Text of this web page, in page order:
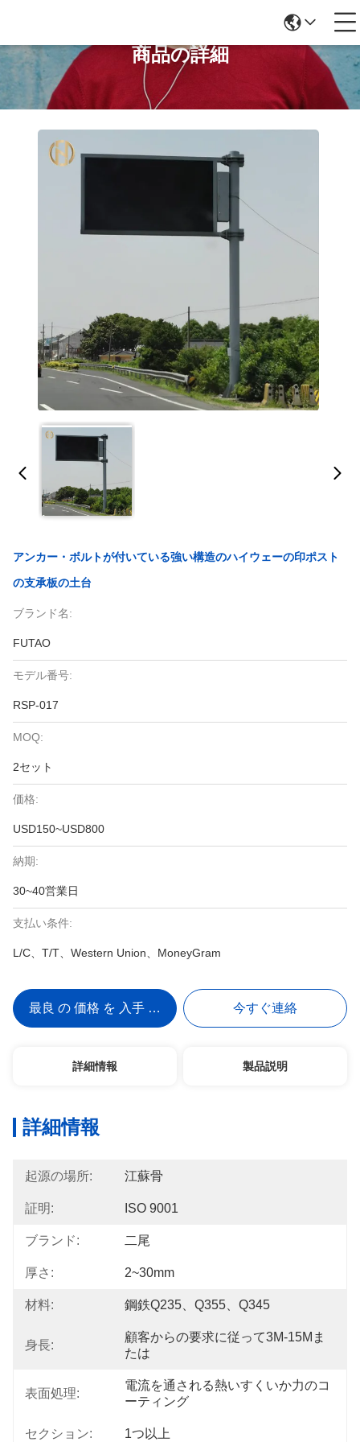
商品の詳細
アンカー・ボルトが付いている強い構造のハイウェーの印ポスト
の支承板の土台
ブランド名:
FUTAO
モデル番号:
RSP-017
MOQ:
2セット
価格:
USD150~USD800
納期:
30~40営業日
支払い条件:
L/C、T/T、Western Union、MoneyGram
最良 の 価格 を 入手 する 今すぐ連絡
詳細情報 製品説明
詳細情報
起源の場所: 江蘇骨
証明: ISO 9001
ブランド: 二尾
厚さ: 2~30mm
材料: 鋼鉄Q235、Q355、Q345
身長:
顧客からの要求に従って3M-15Mま
たは
表面処理:
電流を通される熱いすくいか力のコ
ーティング
セクション: 1つ以上